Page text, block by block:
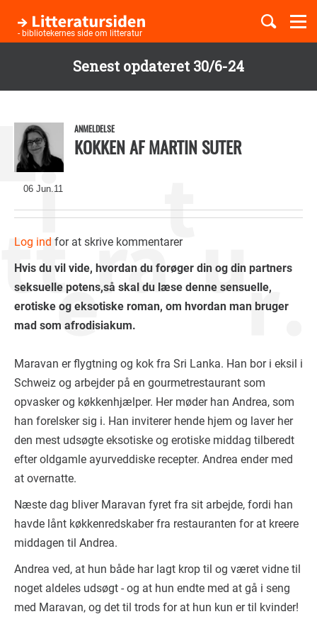
Senest opdateret 30/6-24
hovedindhold
- bibliotekernes side om litteratur
Børnebøger
06 Jun.11
ANMELDELSE
KOKKEN AF MARTIN SUTER
Log ind for at skrive kommentarer
Hvis du vil vide, hvordan du forøger din og din partners
seksuelle potens,så skal du læse denne sensuelle,
erotiske og eksotiske roman, om hvordan man bruger
mad som afrodisiakum.
Maravan er flygtning og kok fra Sri Lanka. Han bor i eksil i
Schweiz og arbejder på en gourmetrestaurant som
opvasker og køkkenhjælper. Her møder han Andrea, som
han forelsker sig i. Han inviterer hende hjem og laver her
den mest udsøgte eksotiske og erotiske middag tilberedt
efter oldgamle ayurveddiske recepter. Andrea ender med
at overnatte.
Næste dag bliver Maravan fyret fra sit arbejde, fordi han
havde lånt køkkenredskaber fra restauranten for at kreere
middagen til Andrea.
Andrea ved, at hun både har lagt krop til og været vidne til
noget aldeles udsøgt - og at hun endte med at gå i seng
med Maravan, og det til trods for at hun kun er til kvinder!